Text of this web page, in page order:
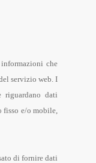
che
servizio web. I
dati
fisso e/o mobile,
di fornire dati